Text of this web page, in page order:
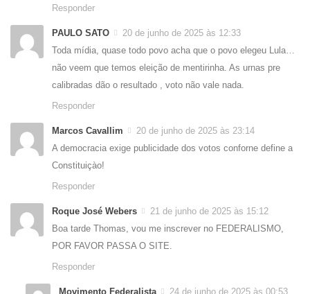
Responder
PAULO SATO
20 de junho de 2025 às 12:33
Toda mídia, quase todo povo acha que o povo elegeu Lula…
não veem que temos eleição de mentirinha. As urnas pre
calibradas dão o resultado , voto não vale nada.
Responder
Marcos Cavallim
20 de junho de 2025 às 23:14
A democracia exige publicidade dos votos conforne define a
Constituiçào!
Responder
Roque José Webers
21 de junho de 2025 às 15:12
Boa tarde Thomas, vou me inscrever no FEDERALISMO,
POR FAVOR PASSA O SITE.
Responder
Movimento Federalista 24 de junho de 2025 às 00:53